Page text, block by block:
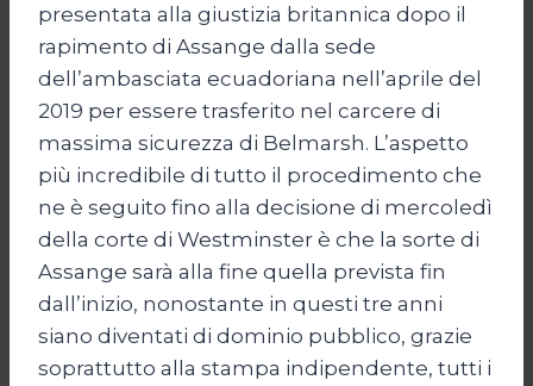
presentata alla giustizia britannica dopo il
rapimento di Assange dalla sede
dell’ambasciata ecuadoriana nell’aprile del
2019 per essere trasferito nel carcere di
massima sicurezza di Belmarsh. L’aspetto
più incredibile di tutto il procedimento che
ne è seguito fino alla decisione di mercoledì
della corte di Westminster è che la sorte di
Assange sarà alla fine quella prevista fin
dall’inizio, nonostante in questi tre anni
siano diventati di dominio pubblico, grazie
soprattutto alla stampa indipendente, tutti i